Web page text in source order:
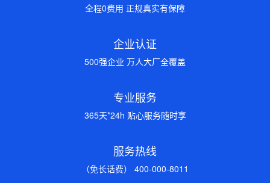
全程0费用 正规真实有保障
企业认证
500强企业 万人大厂全覆盖
专业服务
365天*24h 贴心服务随时享
服务热线
（免长话费） 400-000-8011